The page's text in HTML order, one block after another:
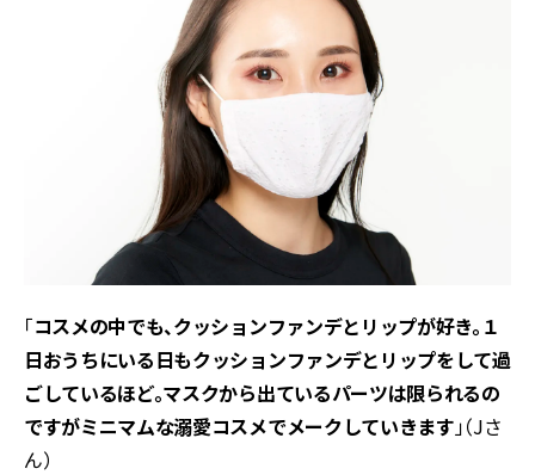
「コスメの中でも、クッションファンデとリップが好き。１
日おうちにいる日もクッションファンデとリップをして過
ごしているほど。マスクから出ているパーツは限られるの
ですがミニマムな溺愛コスメでメークしていきます」（Jさ
ん）